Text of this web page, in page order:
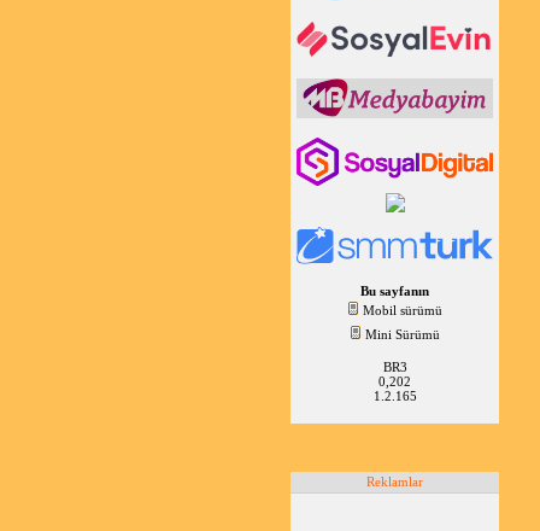
Bu sayfanın
Mobil sürümü
Mini Sürümü
BR3
0,202
1.2.165
Reklamlar